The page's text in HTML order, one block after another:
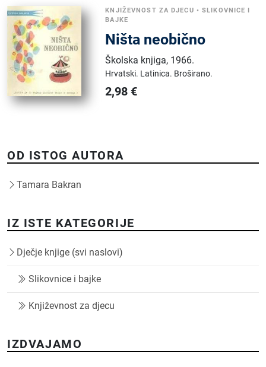
KNJIŽEVNOST ZA DJECU •SLIKOVNICE I
BAJKE
Ništa neobično
Školska knjiga, 1966.
Hrvatski. Latinica. Broširano.
2,98 €
OD ISTOG AUTORA
Tamara Bakran
IZ ISTE KATEGORIJE
Dječje knjige (svi naslovi)
Slikovnice i bajke
Književnost za djecu
IZDVAJAMO